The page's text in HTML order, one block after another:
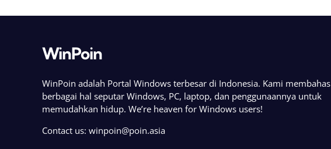
WinPoin
WinPoin adalah Portal Windows terbesar di Indonesia. Kami membahas
berbagai hal seputar Windows, PC, laptop, dan penggunaannya untuk
memudahkan hidup. We’re heaven for Windows users!
Contact us: winpoin@poin.asia